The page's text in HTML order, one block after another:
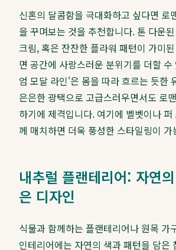
신혼의 달콤함을 극대화하고 싶다면 로
을 꾸며보는 것을 추천합니다. 톤 다운
크림, 혹은 잔잔한 플라워 패턴이 가미
면 공간에 사랑스러운 분위기를 더할
엄 모달 라인'은 몸을 따라 흐르는 듯한
은은한 광택으로 고급스러우면서도 로
하기에 제격입니다. 여기에 벨벳이나
께 매치하면 더욱 풍성한 스타일링이 가
내추럴 플랜테리어: 자연
은 디자인
식물과 함께하는 플랜테리어나 원목 가
인테리어에는 자연의 색과 패턴을 담은